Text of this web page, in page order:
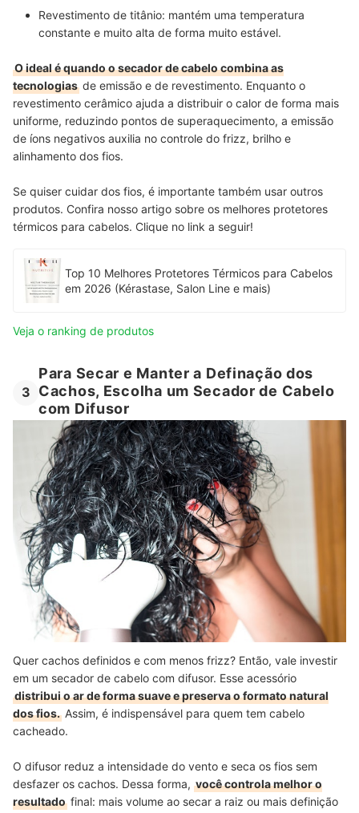
Revestimento de titânio: mantém uma temperatura
constante e muito alta de forma muito estável.
O ideal é quando o secador de cabelo combina as
tecnologias de emissão e de revestimento. Enquanto o
revestimento cerâmico ajuda a distribuir o calor de forma mais
uniforme, reduzindo pontos de superaquecimento, a emissão
de íons negativos auxilia no controle do frizz, brilho e
alinhamento dos fios.
Se quiser cuidar dos fios, é importante também usar outros
produtos. Confira nosso artigo sobre os melhores protetores
térmicos para cabelos. Clique no link a seguir!
Top 10 Melhores Protetores Térmicos para Cabelos
em 2026 (Kérastase, Salon Line e mais)
Veja o ranking de produtos
3
Para Secar e Manter a Definação dos
Cachos, Escolha um Secador de Cabelo
com Difusor
Quer cachos definidos e com menos frizz? Então, vale investir
em um secador de cabelo com difusor. Esse acessório
distribui o ar de forma suave e preserva o formato natural
dos fios. Assim, é indispensável para quem tem cabelo
cacheado.
O difusor reduz a intensidade do vento e seca os fios sem
desfazer os cachos. Dessa forma, você controla melhor o
resultado final: mais volume ao secar a raiz ou mais definição